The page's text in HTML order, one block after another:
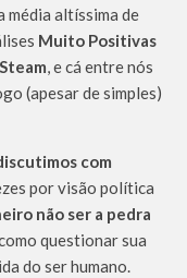
média altíssima de
Muito Positivas
, e cá entre nós
(apesar de simples)
com
por visão política
não ser a pedra
questionar sua
do ser humano.